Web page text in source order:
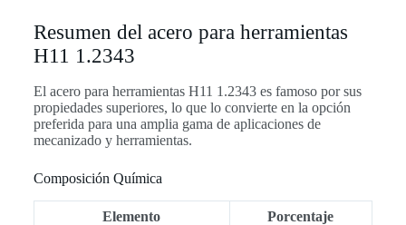
Resumen del acero para herramientas
H11 1.2343
El acero para herramientas H11 1.2343 es famoso por sus
propiedades superiores, lo que lo convierte en la opción
preferida para una amplia gama de aplicaciones de
mecanizado y herramientas.
Composición Química
Elemento Porcentaje